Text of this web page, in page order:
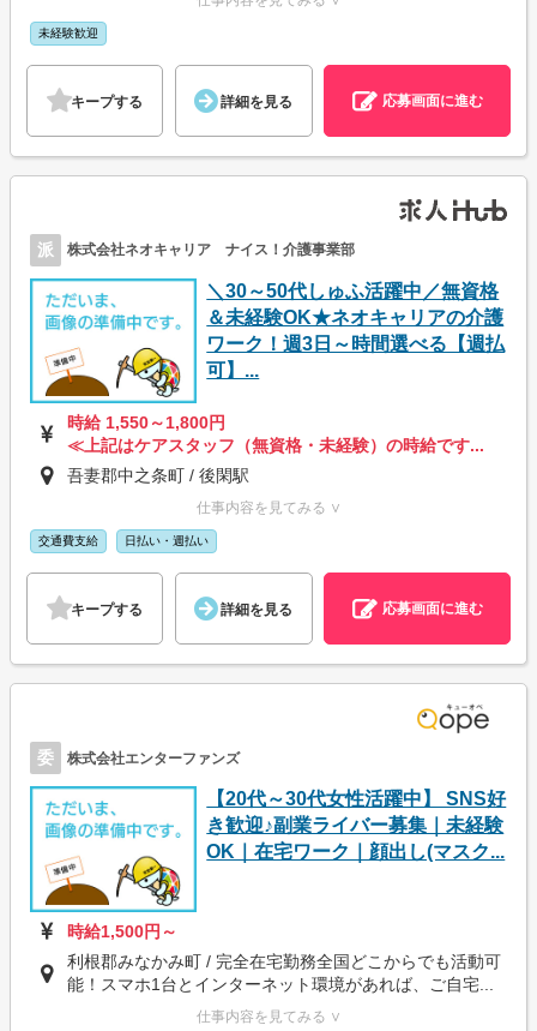
未経験歓迎
キープする 詳細を見る 応募画面に進む
派 株式会社ネオキャリア ナイス！介護事業部
＼30～50代しゅふ活躍中／無資格
＆未経験OK★ネオキャリアの介護
ワーク！週3日～時間選べる【週払
可】...
時給 1,550～1,800円
≪上記はケアスタッフ（無資格・未経験）の時給です...
吾妻郡中之条町 / 後閑駅
仕事内容を見てみる ∨
交通費支給 日払い・週払い
キープする 詳細を見る 応募画面に進む
委 株式会社エンターファンズ
【20代～30代女性活躍中】 SNS好
き歓迎♪副業ライバー募集｜未経験
OK｜在宅ワーク｜顔出し(マスク...
時給1,500円～
利根郡みなかみ町 / 完全在宅勤務全国どこからでも活動可
能！スマホ1台とインターネット環境があれば、ご自宅...
仕事内容を見てみる ∨